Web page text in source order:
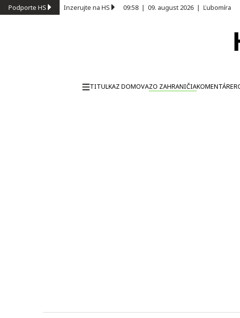
Podporte HS Inzerujte na HS 09:58 | 09. august 2026 | Ľubomíra
TITULKAZ DOMOVAZO ZAHRANIČIAKOMENTÁRE